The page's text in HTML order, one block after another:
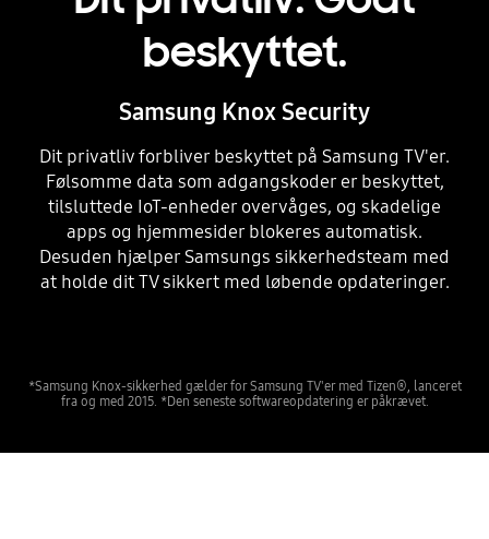
beskyttet.
Samsung Knox Security
Dit privatliv forbliver beskyttet på Samsung TV'er.
Følsomme data som adgangskoder er beskyttet,
tilsluttede IoT-enheder overvåges, og skadelige
apps og hjemmesider blokeres automatisk.
Desuden hjælper Samsungs sikkerhedsteam med
at holde dit TV sikkert med løbende opdateringer.
*Samsung Knox-sikkerhed gælder for Samsung TV'er med Tizen®, lanceret
fra og med 2015. *Den seneste softwareopdatering er påkrævet.